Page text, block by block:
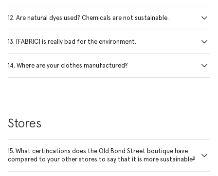
12. Are natural dyes used? Chemicals are not sustainable.
13. [FABRIC] is really bad for the environment.
14. Where are your clothes manufactured?
Stores
15. What certifications does the Old Bond Street boutique have
compared to your other stores to say that it is more sustainable?